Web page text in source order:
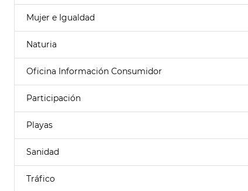
Mujer e Igualdad
Naturia
Oficina Información Consumidor
Participación
Playas
Sanidad
Tráfico